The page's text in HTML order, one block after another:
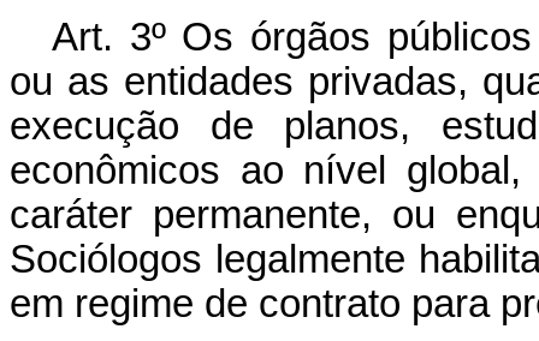
Art. 3º Os órgãos
ou as entidades privadas,
execução de planos,
econômicos ao nível
caráter permanente, ou
Sociólogos legalmente
em regime de contrato para